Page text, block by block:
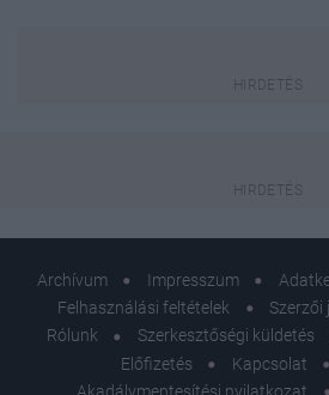
Archívum Impresszum
Felhasználási feltételek
Rólunk
Szerkesztőségi küldetés
Előfizetés
Kapcsolat